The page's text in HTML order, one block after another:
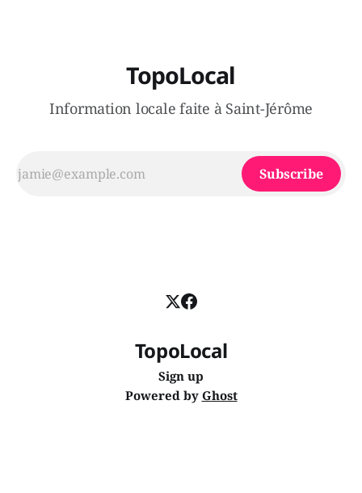
TopoLocal
Information locale faite à Saint-Jérôme
Subscribe
TopoLocal
Sign up
Powered by Ghost